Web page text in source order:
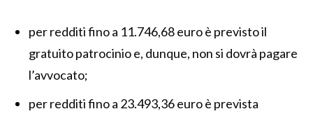
per redditi fino a 11.746,68 euro è previsto il
gratuito patrocinio e, dunque, non si dovrà pagare
l’avvocato;
per redditi fino a 23.493,36 euro è prevista